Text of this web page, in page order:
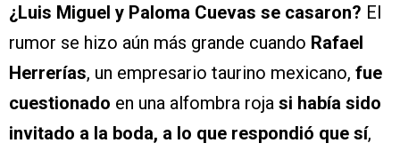
¿Luis Miguel y Paloma Cuevas se casaron? El
rumor se hizo aún más grande cuando Rafael
Herrerías, un empresario taurino mexicano, fue
cuestionado en una alfombra roja si había sido
invitado a la boda, a lo que respondió que sí,